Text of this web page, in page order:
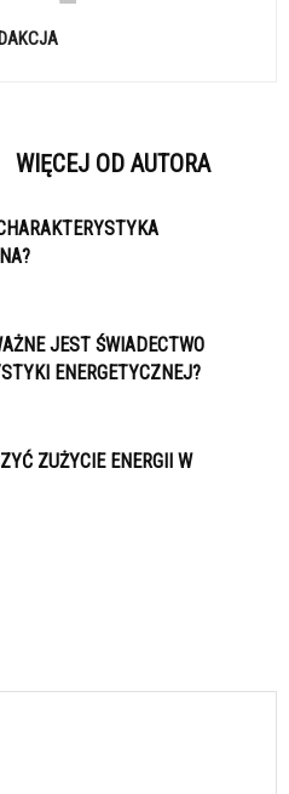
WIĘCEJ OD AUTORA
JEST ŚWIADECTWO
ENERGETYCZNEJ?
ZUŻYCIE ENERGII W